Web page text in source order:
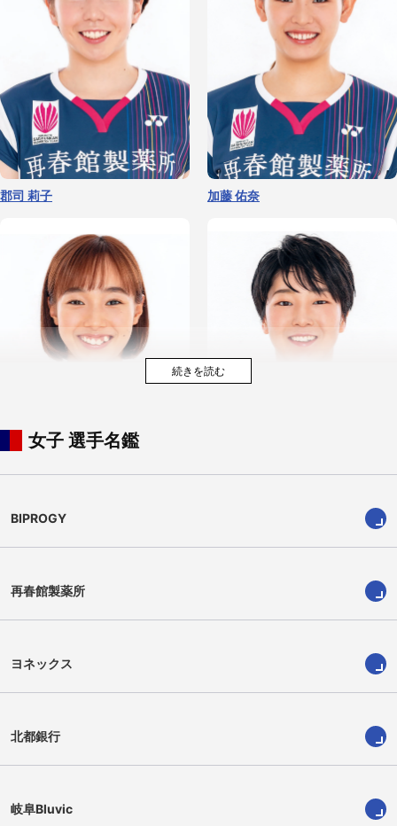
郡司 莉子 加藤 佑奈
木山 琉聖
女子 選手名鑑
BIPROGY
再春館製薬所
ヨネックス
北都銀行
岐阜Bluvic